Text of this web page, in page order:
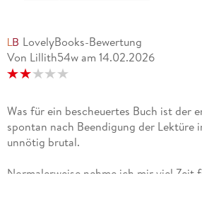
LovelyBooks-Bewertung
Von Lillith54w am 14.02.2026
Was für ein bescheuertes Buch ist der
spontan nach Beendigung der Lektüre
unnötig brutal.
Normalerweise nehme ich mir viel Zeit